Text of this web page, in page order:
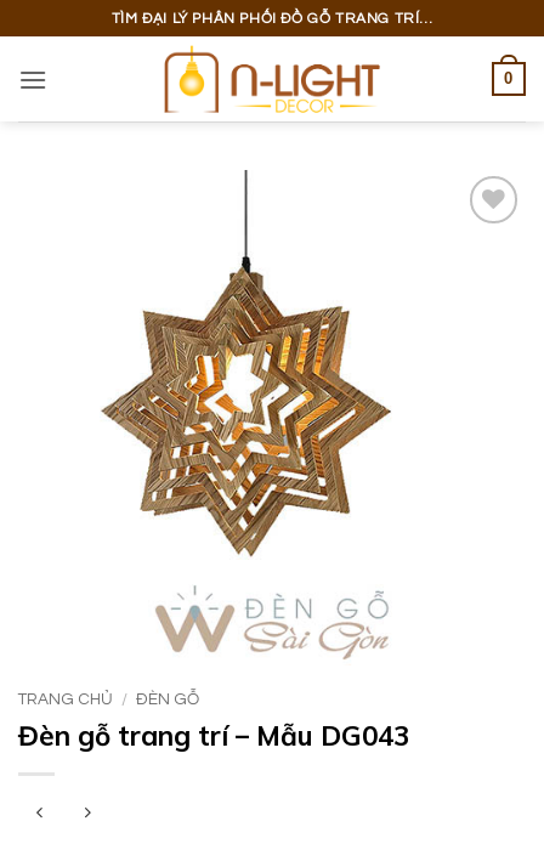
nội
TÌM ĐẠI LÝ PHÂN PHỐI ĐỒ GỖ TRANG TRÍ...
0
TRANG CHỦ / ĐÈN GỖ
Đèn gỗ trang trí – Mẫu DG043